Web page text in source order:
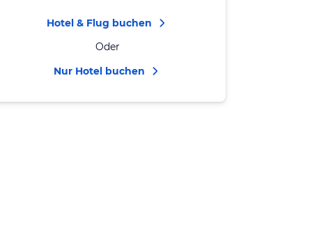
Hotel & Flug buchen
Oder
Nur Hotel buchen